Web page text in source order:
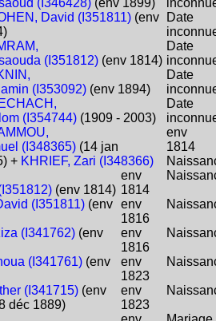
David (I351811)(env
Date
(I351812)(env 1814)
Date
(I353092)(env 1894)
Date
(I354744)(1909 - 2003)
Date
(I348365)(14 jan
+ KHRIEF, Zari (I348366)
env
1814
(env 1814)
env
1814
(I351811) (env env
1816
(I341762) (env
env
1816
(I341761) (env
env
1823
(I341715) (env
déc 1889)
env
1823